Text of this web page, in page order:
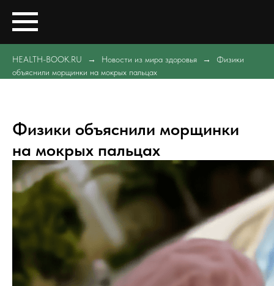
HEALTH-BOOK.RU Новости из мира здоровья
Физики
объяснили морщинки на мокрых пальцах
Физики объяснили морщинки
на мокрых пальцах